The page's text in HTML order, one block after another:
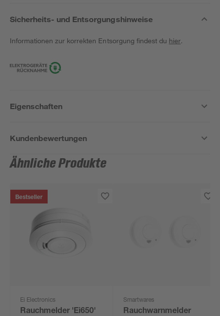
Sicherheits- und Entsorgungshinweise
Informationen zur korrekten Entsorgung findest du hier.
Eigenschaften
Kundenbewertungen
Ähnliche Produkte
Bestseller
Ei Electronics
Rauchmelder 'Ei650'
Smartwares
Rauchwarnmelder